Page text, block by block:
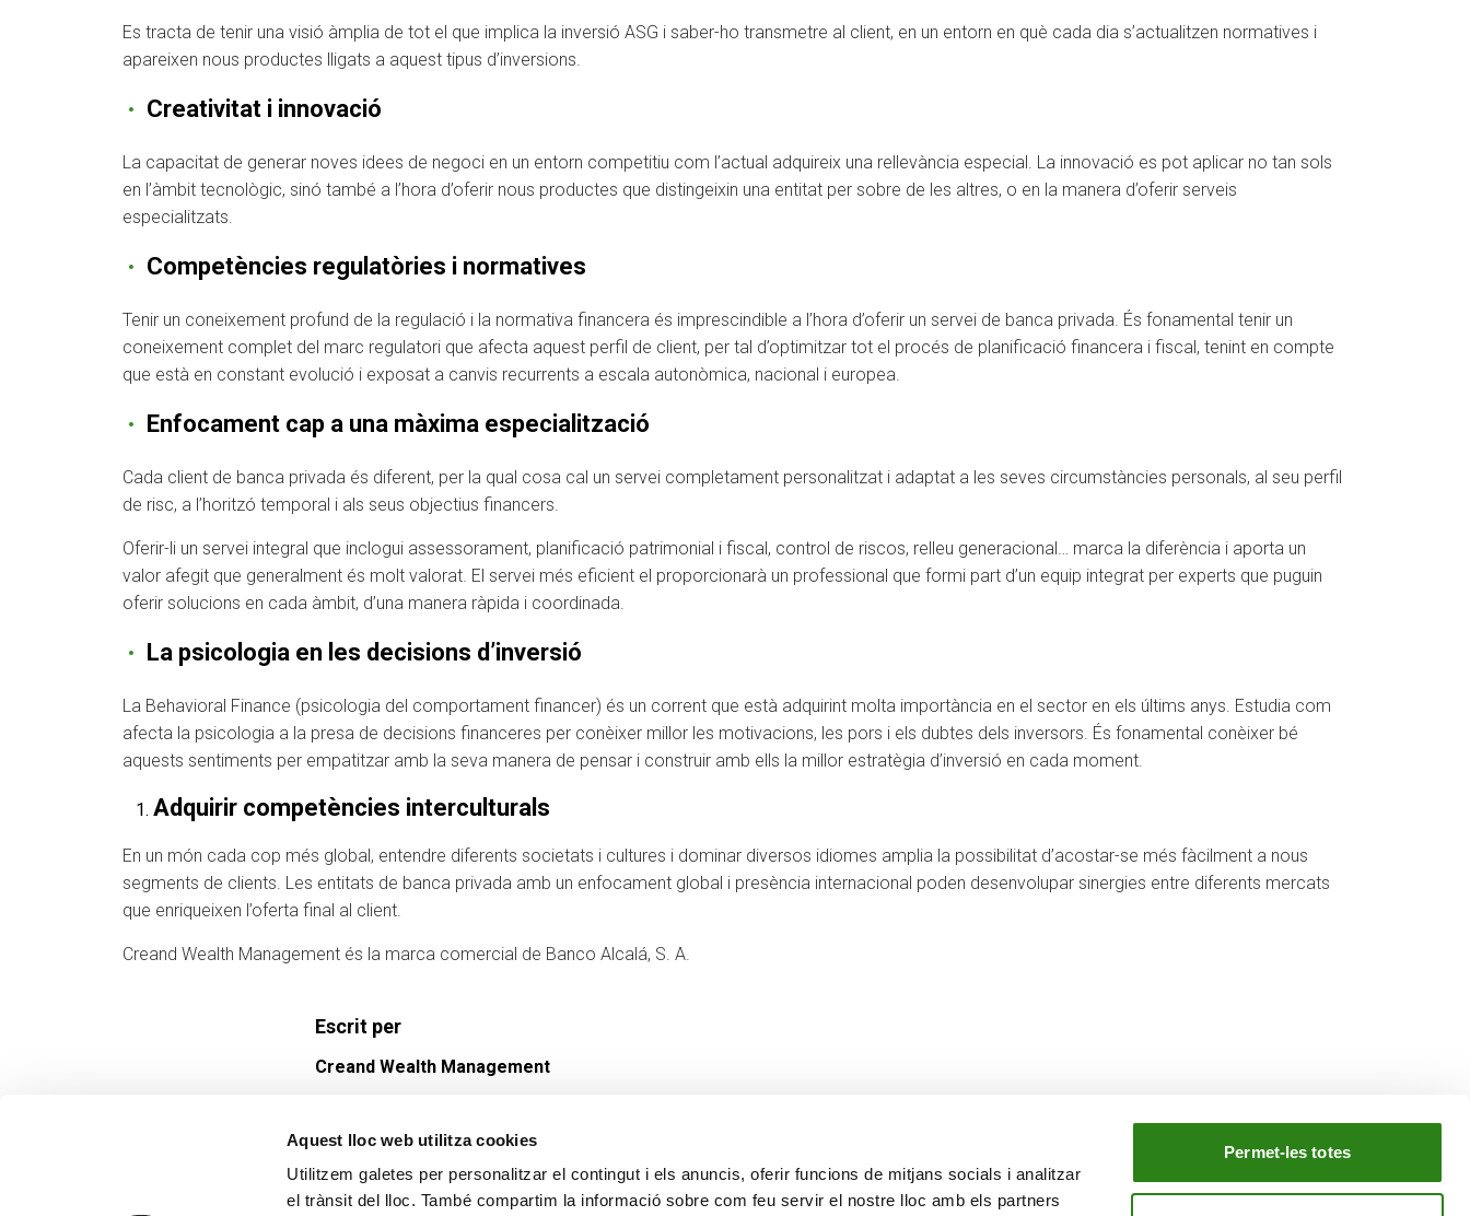
Aquest lloc web utilitza cookies
Utilitzem galetes per personalitzar el contingut i els anuncis, oferir funcions de mitjans socials i analitzar
el trànsit del lloc. També compartim la informació sobre com feu servir el nostre lloc amb els partners
Permet-les totes
Es tracta de tenir una visió àmplia de tot el que implica la inversió ASG i saber-ho transmetre al client, en un entorn en què cada dia s’actualitzen normatives i
apareixen nous productes lligats a aquest tipus d’inversions.
Creativitat i innovació
La capacitat de generar noves idees de negoci en un entorn competitiu com l’actual adquireix una rellevància especial. La innovació es pot aplicar no tan sols
en l’àmbit tecnològic, sinó també a l’hora d’oferir nous productes que distingeixin una entitat per sobre de les altres, o en la manera d’oferir serveis
especialitzats.
Competències regulatòries i normatives
Tenir un coneixement profund de la regulació i la normativa financera és imprescindible a l’hora d’oferir un servei de banca privada. És fonamental tenir un
coneixement complet del marc regulatori que afecta aquest perfil de client, per tal d’optimitzar tot el procés de planificació financera i fiscal, tenint en compte
que està en constant evolució i exposat a canvis recurrents a escala autonòmica, nacional i europea.
Enfocament cap a una màxima especialització
Cada client de banca privada és diferent, per la qual cosa cal un servei completament personalitzat i adaptat a les seves circumstàncies personals, al seu perfil
de risc, a l’horitzó temporal i als seus objectius financers.
Oferir-li un servei integral que inclogui assessorament, planificació patrimonial i fiscal, control de riscos, relleu generacional… marca la diferència i aporta un
valor afegit que generalment és molt valorat. El servei més eficient el proporcionarà un professional que formi part d’un equip integrat per experts que puguin
oferir solucions en cada àmbit, d’una manera ràpida i coordinada.
La psicologia en les decisions d’inversió
La Behavioral Finance (psicologia del comportament financer) és un corrent que està adquirint molta importància en el sector en els últims anys. Estudia com
afecta la psicologia a la presa de decisions financeres per conèixer millor les motivacions, les pors i els dubtes dels inversors. És fonamental conèixer bé
aquests sentiments per empatitzar amb la seva manera de pensar i construir amb ells la millor estratègia d’inversió en cada moment.
Adquirir competències interculturals
En un món cada cop més global, entendre diferents societats i cultures i dominar diversos idiomes amplia la possibilitat d’acostar-se més fàcilment a nous
segments de clients. Les entitats de banca privada amb un enfocament global i presència internacional poden desenvolupar sinergies entre diferents mercats
que enriqueixen l’oferta final al client.
Creand Wealth Management és la marca comercial de Banco Alcalá, S. A.
Escrit per
Creand Wealth Management
CONTACTE
MÉS CREAND
EL NOSTRE GRUP